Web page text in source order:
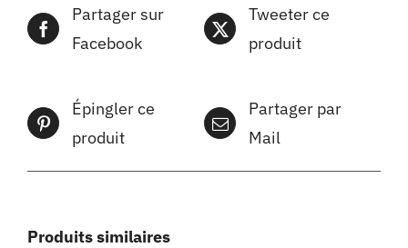
Partager sur
Facebook
Tweeter ce
produit
Épingler ce
produit
Partager par
Mail
Produits similaires